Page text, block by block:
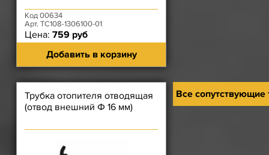
Код 00634
Арт. ТС108-1306100-01
Цена: 759 руб
Добавить в корзину
Трубка отопителя отводящая
(отвод внешний Ф 16 мм)
Все сопутствующие